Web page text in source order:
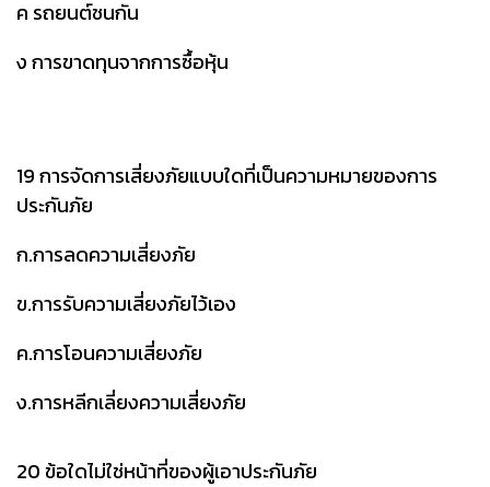
ค รถยนต์ชนกัน
ง การขาดทุนจากการซื้อหุ้น
19 การจัดการเสี่ยงภัยแบบใดที่เป็นความหมายของการ
ประกันภัย
ก.การลดความเสี่ยงภัย
ข.การรับความเสี่ยงภัยไว้เอง
ค.การโอนความเสี่ยงภัย
ง.การหลีกเลี่ยงความเสี่ยงภัย
20 ข้อใดไม่ใช่หน้าที่ของผู้เอาประกันภัย